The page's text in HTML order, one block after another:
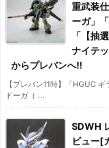
重武装
ーガ」
「【抽
ナイテ
からプレバンへ!!
【プレバン11時】「HGUC
ドーガ（ ...
SDWH
ビュー[